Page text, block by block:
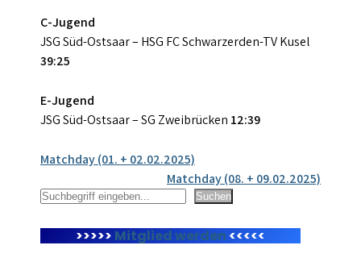
C-Jugend
JSG Süd-Ostsaar – HSG FC Schwarzerden-TV Kusel
39:25
E-Jugend
JSG Süd-Ostsaar – SG Zweibrücken 12:39
Beitragsnavigation
Matchday (01. + 02.02.2025)
Matchday (08. + 09.02.2025)
Suchen
Suchen
>>>>> Mitglied werden <<<<<